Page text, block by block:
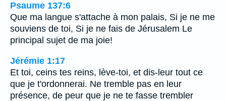
Psaume 137:6
Que ma langue s'attache à mon palais, Si je ne me
souviens de toi, Si je ne fais de Jérusalem Le
principal sujet de ma joie!
Jérémie 1:17
Et toi, ceins tes reins, lève-toi, et dis-leur tout ce
que je t'ordonnerai. Ne tremble pas en leur
présence, de peur que je ne te fasse trembler